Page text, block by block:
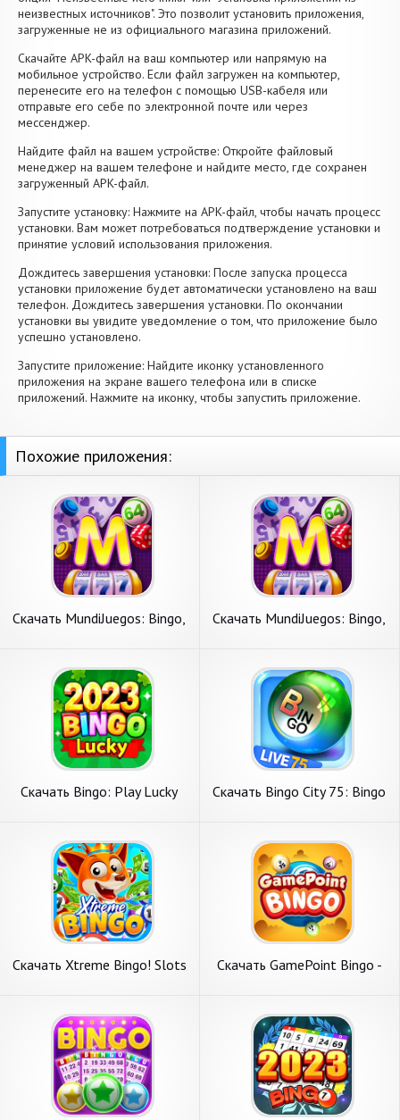
неизвестных источников". Это позволит установить приложения,
загруженные не из официального магазина приложений.
Скачайте APK-файл на ваш компьютер или напрямую на
мобильное устройство. Если файл загружен на компьютер,
перенесите его на телефон с помощью USB-кабеля или
отправьте его себе по электронной почте или через
мессенджер.
Найдите файл на вашем устройстве: Откройте файловый
менеджер на вашем телефоне и найдите место, где сохранен
загруженный APK-файл.
Запустите установку: Нажмите на APK-файл, чтобы начать процесс
установки. Вам может потребоваться подтверждение установки и
принятие условий использования приложения.
Дождитесь завершения установки: После запуска процесса
установки приложение будет автоматически установлено на ваш
телефон. Дождитесь завершения установки. По окончании
установки вы увидите уведомление о том, что приложение было
успешно установлено.
Запустите приложение: Найдите иконку установленного
приложения на экране вашего телефона или в списке
приложений. Нажмите на иконку, чтобы запустить приложение.
Похожие приложения:
Скачать MundiJuegos: Bingo,
Скачать MundiJuegos: Bingo,
Скачать Bingo: Play Lucky
на Андроид
Скачать Bingo City 75: Bingo
Скачать Xtreme Bingo! Slots
на Андроид
Скачать GamePoint Bingo -